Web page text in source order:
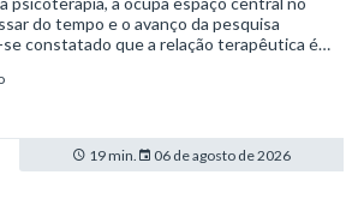
do tempo e o avanço da pesquisa
constatado que a relação terapêutica é
19 min. 06 de agosto de 2026